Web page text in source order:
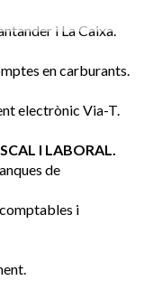
i La Caixa.
en carburants.
electrònic Via-T.
I LABORAL.
de
i